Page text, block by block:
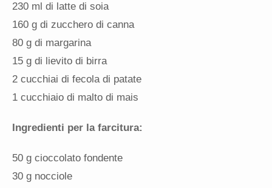
230 ml di latte di soia
160 g di zucchero di canna
80 g di margarina
15 g di lievito di birra
2 cucchiai di fecola di patate
1 cucchiaio di malto di mais
Ingredienti per la farcitura:
50 g cioccolato fondente
30 g nocciole